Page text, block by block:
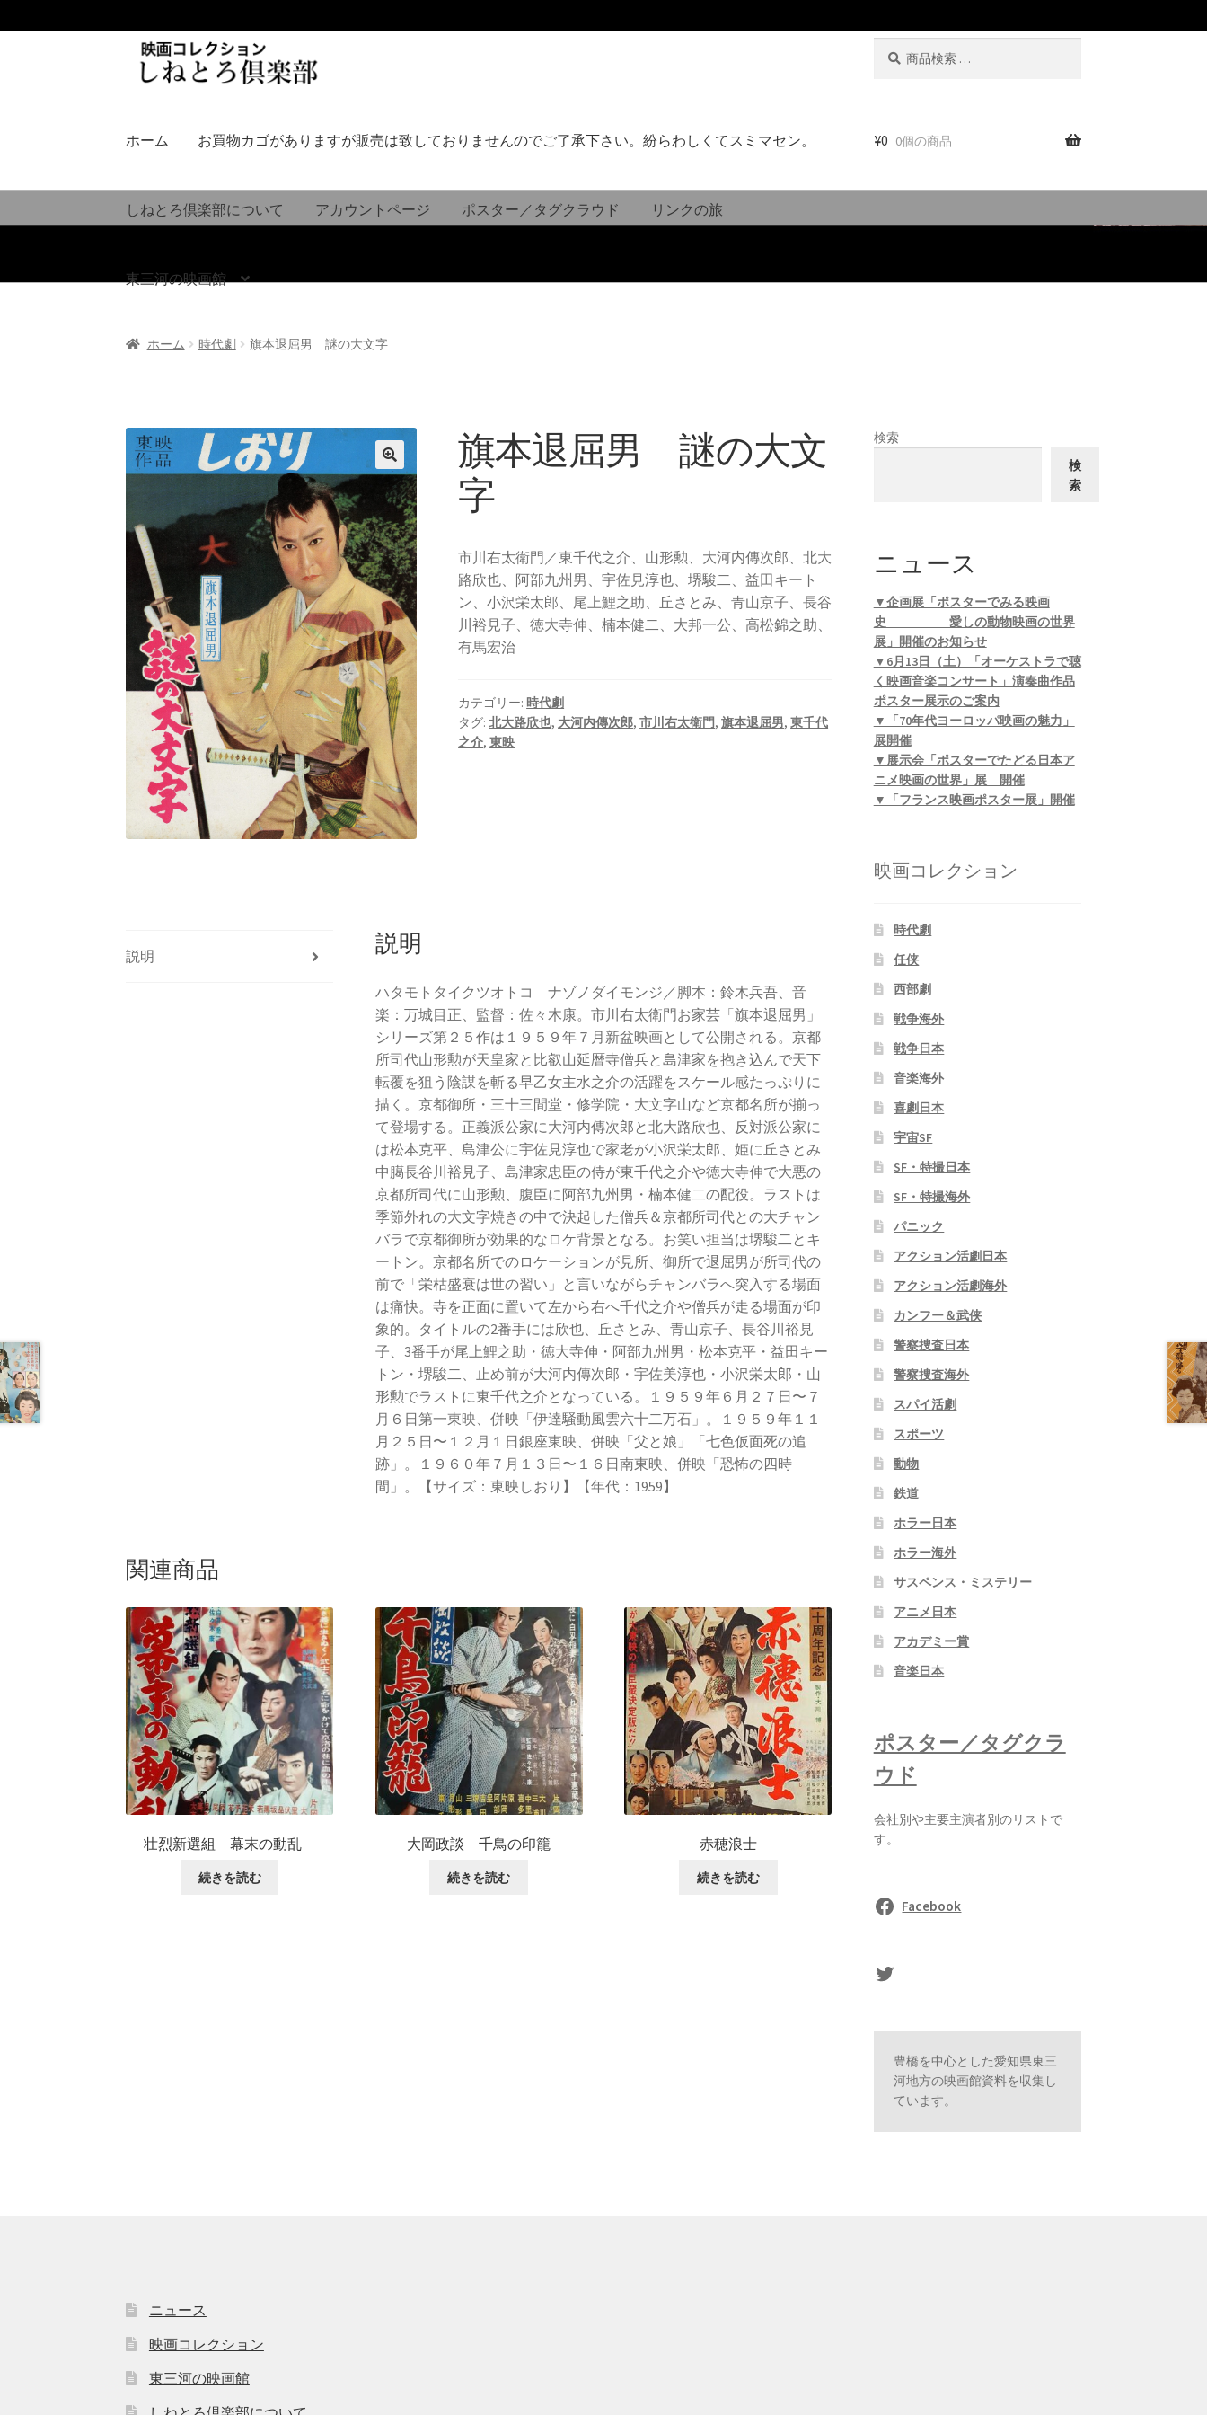
シ
へ
ス
ッ
ツ
キ
ッ
ホーム お買物カゴがありますが販売は致しておりませんのでご了承下さい。紛らわしくてスミマセン。
しねとろ倶楽部について アカウントページ ポスター／タグクラウド リンクの旅
東三河の映画館
¥0 0個の商品
ホーム 時代劇 旗本退屈男 謎の大文字
旗本退屈男 謎の大文
字
市川右太衛門／東千代之介、山形勲、大河内傳次郎、北大
路欣也、阿部九州男、宇佐見淳也、堺駿二、益田キート
ン、小沢栄太郎、尾上鯉之助、丘さとみ、青山京子、長谷
川裕見子、徳大寺伸、楠本健二、大邦一公、高松錦之助、
有馬宏治
カテゴリー:時代劇
タグ:北大路欣也, 大河内傳次郎,市川右太衛門,旗本退屈男,東千代
之介,東映
説明 説明
ハタモトタイクツオトコ ナゾノダイモンジ／脚本：鈴木兵吾、音
楽：万城目正、監督：佐々木康。市川右太衛門お家芸「旗本退屈男」
シリーズ第２５作は１９５９年７月新盆映画として公開される。京都
所司代山形勲が天皇家と比叡山延暦寺僧兵と島津家を抱き込んで天下
転覆を狙う陰謀を斬る早乙女主水之介の活躍をスケール感たっぷりに
描く。京都御所・三十三間堂・修学院・大文字山など京都名所が揃っ
て登場する。正義派公家に大河内傳次郎と北大路欣也、反対派公家に
は松本克平、島津公に宇佐見淳也で家老が小沢栄太郎、姫に丘さとみ
中臈長谷川裕見子、島津家忠臣の侍が東千代之介や徳大寺伸で大悪の
京都所司代に山形勲、腹臣に阿部九州男・楠本健二の配役。ラストは
季節外れの大文字焼きの中で決起した僧兵＆京都所司代との大チャン
バラで京都御所が効果的なロケ背景となる。お笑い担当は堺駿二とキ
ートン。京都名所でのロケーションが見所、御所で退屈男が所司代の
前で「栄枯盛衰は世の習い」と言いながらチャンバラへ突入する場面
は痛快。寺を正面に置いて左から右へ千代之介や僧兵が走る場面が印
象的。タイトルの2番手には欣也、丘さとみ、青山京子、長谷川裕見
子、3番手が尾上鯉之助・徳大寺伸・阿部九州男・松本克平・益田キー
トン・堺駿二、止め前が大河内傳次郎・宇佐美淳也・小沢栄太郎・山
形勲でラストに東千代之介となっている。１９５９年６月２７日〜７
月６日第一東映、併映「伊達騒動風雲六十二万石」。１９５９年１１
月２５日〜１２月１日銀座東映、併映「父と娘」「七色仮面死の追
跡」。１９６０年７月１３日〜１６日南東映、併映「恐怖の四時
間」。【サイズ：東映しおり】【年代：1959】
関連商品
壮烈新選組 幕末の動乱
続きを読む
大岡政談 千鳥の印籠
続きを読む
赤穂浪士
続きを読む
検索
検
索
ニュース
▼企画展「ポスターでみる映画
史 愛しの動物映画の世界
展」開催のお知らせ
▼6月13日（土）「オーケストラで聴
く映画音楽コンサート」演奏曲作品
ポスター展示のご案内
▼「70年代ヨーロッパ映画の魅力」
展開催
▼展示会「ポスターでたどる日本ア
ニメ映画の世界」展 開催
▼「フランス映画ポスター展」開催
映画コレクション
時代劇
任侠
西部劇
戦争海外
戦争日本
音楽海外
喜劇日本
宇宙SF
SF・特撮日本
SF・特撮海外
パニック
アクション活劇日本
アクション活劇海外
カンフー＆武侠
警察捜査日本
警察捜査海外
スパイ活劇
スポーツ
動物
鉄道
ホラー日本
ホラー海外
サスペンス・ミステリー
アニメ日本
アカデミー賞
音楽日本
ポスター／タグクラ
ウド
会社別や主要主演者別のリストで
す。
Facebook
sasaki's Twitter
豊橋を中心とした愛知県東三
河地方の映画館資料を収集し
ています。
ニュース
映画コレクション
東三河の映画館